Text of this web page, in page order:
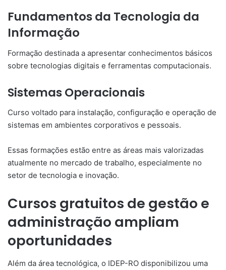
Fundamentos da Tecnologia da
Informação
Formação destinada a apresentar conhecimentos básicos
sobre tecnologias digitais e ferramentas computacionais.
Sistemas Operacionais
Curso voltado para instalação, configuração e operação de
sistemas em ambientes corporativos e pessoais.
Essas formações estão entre as áreas mais valorizadas
atualmente no mercado de trabalho, especialmente no
setor de tecnologia e inovação.
Cursos gratuitos de gestão e
administração ampliam
oportunidades
Além da área tecnológica, o IDEP-RO disponibilizou uma